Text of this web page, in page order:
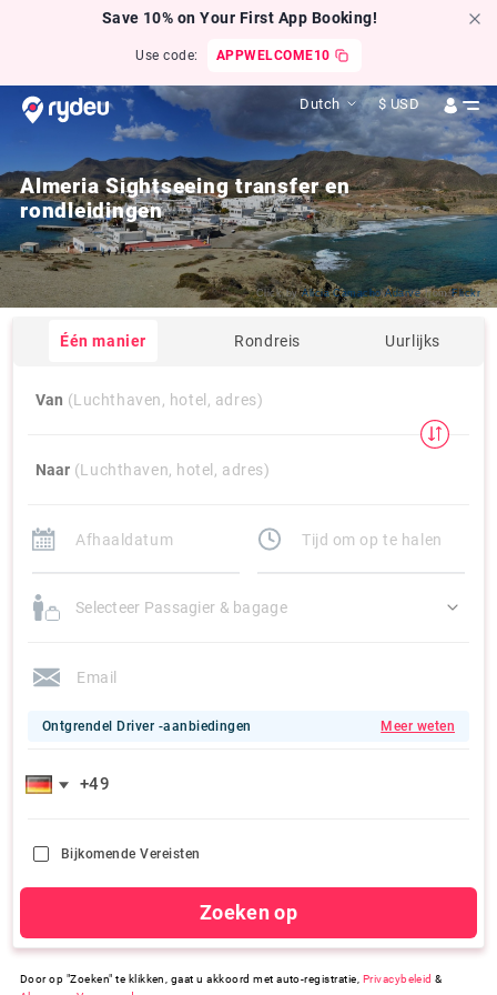
Save 10% on Your First App Booking!
Use code: APPWELCOME10
Dutch $ USD
Almeria Sightseeing transfer en
rondleidingen
Click byAlicia Camacho AdarvefromFlickr
Één manier Rondreis Uurlijks
Van (Luchthaven, hotel, adres)
Naar (Luchthaven, hotel, adres)
Selecteer Passagier & bagage
Ontgrendel Driver -aanbiedingen Meer weten
Bijkomende Vereisten
Zoeken op
Door op "Zoeken" te klikken, gaat u akkoord met auto-registratie, Privacybeleid &